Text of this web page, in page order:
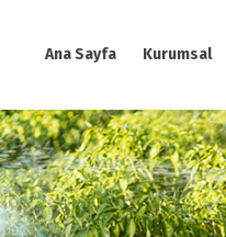
Ana Sayfa Kurumsal